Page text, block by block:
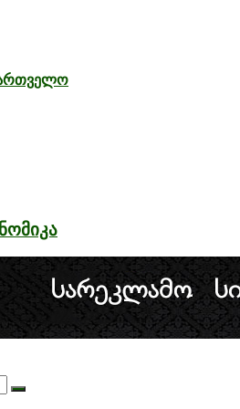
ურთიერთკავშირი
ეკონომიკური
საქართველოში